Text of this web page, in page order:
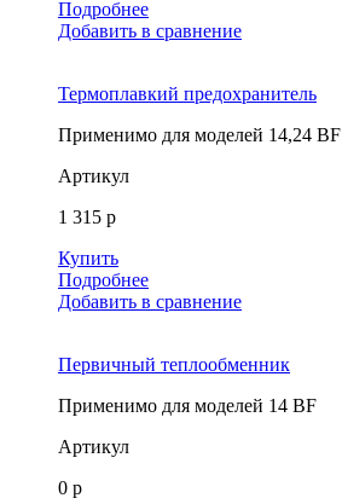
Подробнее
Добавить в сравнение
Термоплавкий предохранитель
Применимо для моделей 14,24 BF
Артикул
1 315 р
Купить
Подробнее
Добавить в сравнение
Первичный теплообменник
Применимо для моделей 14 BF
Артикул
0 р